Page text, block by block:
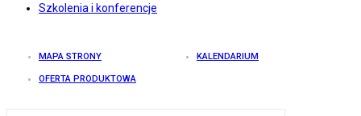
Szkolenia i konferencje
MAPA STRONY KALENDARIUM
OFERTA PRODUKTOWA